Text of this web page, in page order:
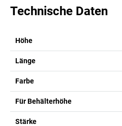
Technische Daten
Höhe
Länge
Farbe
Für Behälterhöhe
Stärke